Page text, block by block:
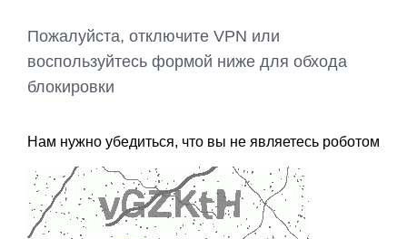
Пожалуйста, отключите VPN или
воспользуйтесь формой ниже для обхода
блокировки
Нам нужно убедиться, что вы не являетесь роботом